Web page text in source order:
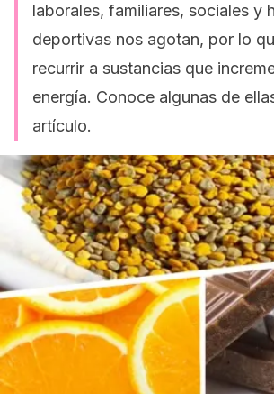
laborales, familiares, sociales y
deportivas nos agotan, por lo
recurrir a sustancias que
energía. Conoce algunas de
artículo.